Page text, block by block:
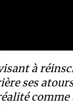
à
ses
comme